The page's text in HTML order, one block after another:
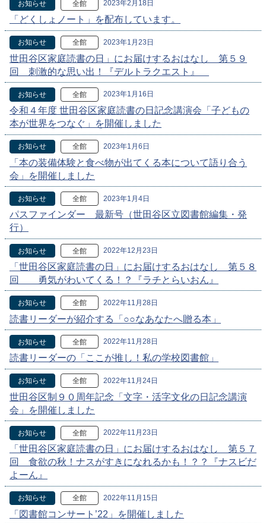
お知らせ 全館 2023年2月18日
「どくしょノート」を配布しています。
お知らせ 全館 2023年1月23日
世田谷区家庭読書の日」にお届けするおはなし 第５９
回 刺激的な思い出！『デルトラクエスト』
お知らせ 全館 2023年1月16日
令和４年度 世田谷区家庭読書の日記念講演会「子どもの
本が世界をつなぐ」を開催しました
お知らせ 全館 2023年1月6日
「本の装備体験と食べ物が出てくる本について語り合う
会」を開催しました
お知らせ 全館 2023年1月4日
パスファインダー 最新号（世田谷区立図書館編集・発
行）
お知らせ 全館 2022年12月23日
「世田谷区家庭読書の日」にお届けするおはなし 第５８
回 勇気がわいてくる！？『ラチとらいおん』
お知らせ 全館 2022年11月28日
読書リーダーが紹介する「○○なあなたへ贈る本」
お知らせ 全館 2022年11月28日
読書リーダーの「ここが推し！私の学校図書館」
お知らせ 全館 2022年11月24日
世田谷区制９０周年記念「文字・活字文化の日記念講演
会」を開催しました
お知らせ 全館 2022年11月23日
「世田谷区家庭読書の日」にお届けするおはなし 第５７
回 食欲の秋！ナスがすきになれるかも！？？『ナスビだ
よーん』
お知らせ 全館 2022年11月15日
「図書館コンサート’22」を開催しました